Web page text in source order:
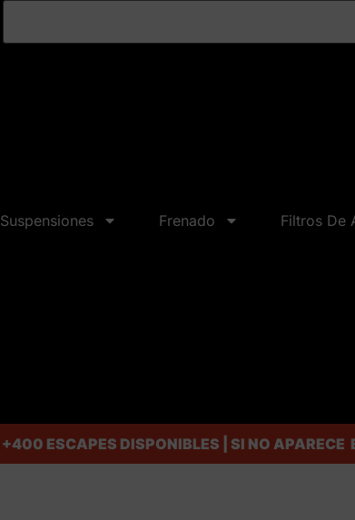
Suspensiones Frenado Filtros De
+400 ESCAPES DISPONIBLES | SI NO